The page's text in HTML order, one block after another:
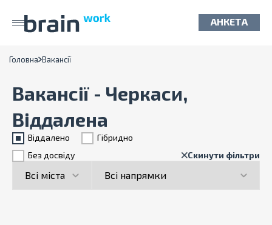
АНКЕТА
Головна Вакансії
Вакансії - Черкаси,
Віддалена
Віддалено
Гiбридно
Без досвіду
Скинути фільтри